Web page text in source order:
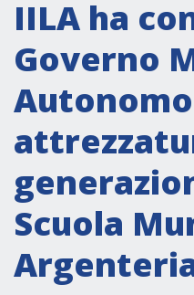
Segreteria Culturale
Segreteria Socio-
Segreteria Tecnico
Forum PMI
Conferenze Italia-
Rete per la
genere
Partnership
IILA ha
Governo
Scuola
Argenteria